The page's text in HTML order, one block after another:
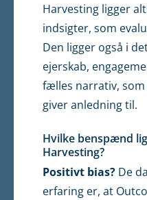
Harvesting ligger
indsigter, som
Den ligger også i
ejerskab,
fælles narrativ,
giver anledning til.
Hvilke benspænd
Harvesting?
Positivt bias? De
erfaring er, at